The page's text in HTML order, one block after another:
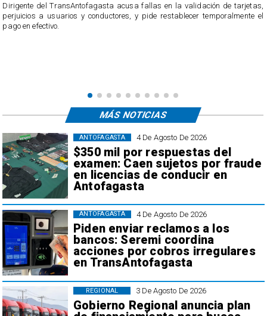
​Dirigente del TransAntofagasta acusa fallas en la validación de tarjetas,
perjuicios a usuarios y conductores, y pide restablecer temporalmente el
pago en efectivo.
4 De Agosto De 2026
$350 mil por respuestas del
examen: Caen sujetos por fraude
en licencias de conducir en
Antofagasta
ANTOFAGASTA
4 De Agosto De 2026
Piden enviar reclamos a los
bancos: Seremi coordina
acciones por cobros irregulares
en TransAntofagasta
ANTOFAGASTA
3 De Agosto De 2026
Gobierno Regional anuncia plan
REGIONAL
MÁS NOTICIAS